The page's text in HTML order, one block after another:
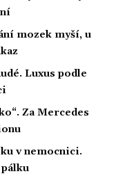
mozek myší, u
Luxus podle
Za Mercedes
v nemocnici.